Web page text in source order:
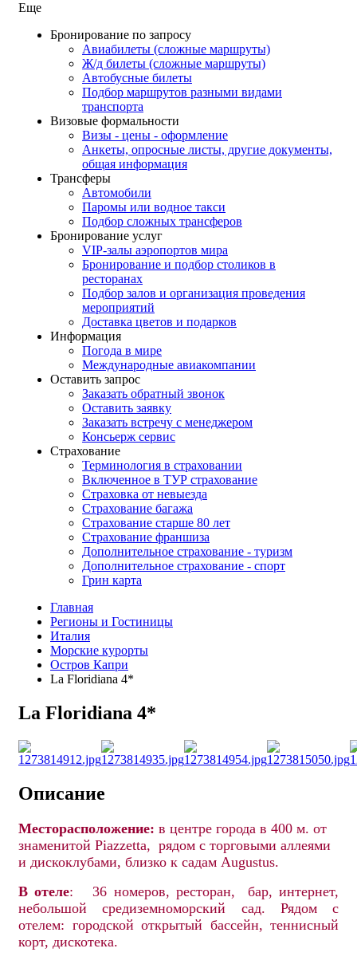
Еще
Бронирование по запросу
Авиабилеты (сложные маршруты)
Ж/д билеты (сложные маршруты)
Автобусные билеты
Подбор маршрутов разными видами
транспорта
Визовые формальности
Визы - цены - оформление
Анкеты, опросные листы, другие документы,
общая информация
Трансферы
Автомобили
Паромы или водное такси
Подбор сложных трансферов
Бронирование услуг
VIP-залы аэропортов мира
Бронирование и подбор столиков в
ресторанах
Подбор залов и организация проведения
мероприятий
Доставка цветов и подарков
Информация
Погода в мире
Международные авиакомпании
Оставить запрос
Заказать обратный звонок
Оставить заявку
Заказать встречу с менеджером
Консьерж сервис
Страхование
Терминология в страховании
Включенное в ТУР страхование
Страховка от невыезда
Страхование багажа
Страхование старше 80 лет
Страхование франшиза
Дополнительное страхование - туризм
Дополнительное страхование - спорт
Грин карта
Главная
Регионы и Гостиницы
Италия
Морские курорты
Остров Капри
La Floridiana 4*
La Floridiana 4*
Описание
Месторасположение: в центре города в 400 м. от
знаменитой Piazzetta, рядом с торговыми аллеями
и дискоклубами, близко к садам Augustus.
В отеле: 36 номеров, ресторан, бар, интернет,
небольшой средиземноморский сад. Рядом с
отелем: городской открытый бассейн, теннисный
корт, дискотека.